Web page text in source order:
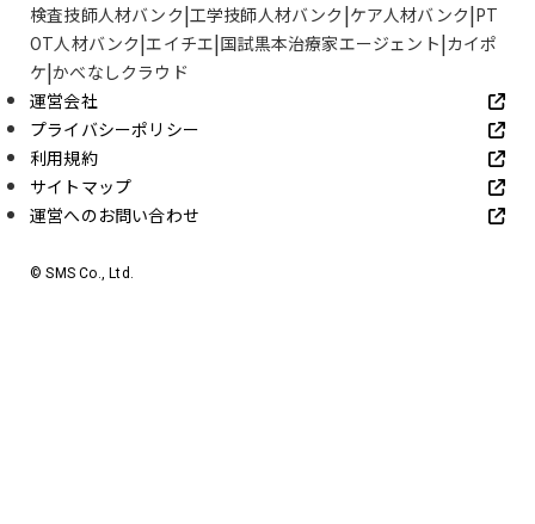
検査技師人材バンク 工学技師人材バンク ケア人材バンク PT
OT人材バンク エイチエ 国試黒本治療家エージェント カイポ
ケ かべなしクラウド
運営会社
プライバシーポリシー
利用規約
サイトマップ
運営へのお問い合わせ
© SMS Co., Ltd.